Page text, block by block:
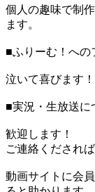
個人の趣味で制
ます。
■ふりーむ！への
泣いて喜びます！
■実況・生放送に
歓迎します！
ご連絡くだされ
動画サイトに会